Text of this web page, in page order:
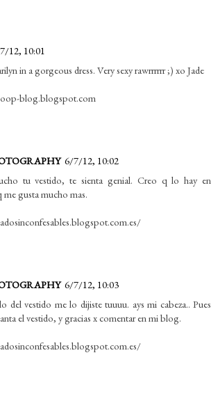
12, 10:01
in a gorgeous dress. Very sexy rawrrrrrr ;) xo Jade
blog.blogspot.com
6/7/12, 10:02
tu vestido, te sienta genial. Creo q lo hay en
me gusta mucho mas.
6/7/12, 10:03
del vestido me lo dijiste tuuuu. ays mi cabeza.. Pues
el vestido, y gracias x comentar en mi blog.